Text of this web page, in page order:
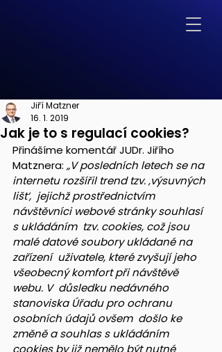
Jak je to s regulací cookies?
Jiří Matzner
16. 1. 2019
Přinášíme komentář JUDr. Jiřího
Matznera: „V posledních letech se na
internetu rozšířil trend tzv. ‚výsuvných
lišt‘,  jejichž prostřednictvím
návštěvníci webové stránky souhlasí
s ukládáním  tzv. cookies, což jsou
malé datové soubory ukládané na
zařízení  uživatele, které zvyšují jeho
všeobecný komfort při návštěvě
webu. V  důsledku nedávného
stanoviska Úřadu pro ochranu
osobních údajů ovšem  došlo ke
změně a souhlas s ukládáním
cookies by již nemělo být nutné